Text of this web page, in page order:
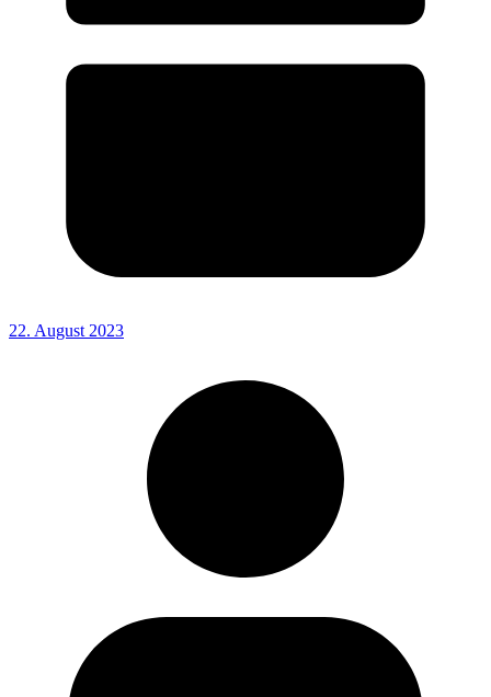
22. August 2023